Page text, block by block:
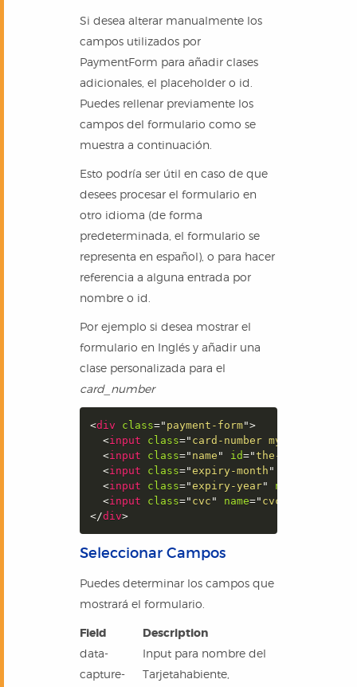
Si desea alterar manualmente los
campos utilizados por
PaymentForm para añadir clases
adicionales, el placeholder o id.
Puedes rellenar previamente los
campos del formulario como se
muestra a continuación.
Esto podría ser útil en caso de que
desees procesar el formulario en
otro idioma (de forma
predeterminada, el formulario se
representa en español), o para hacer
referencia a alguna entrada por
nombre o id.
Por ejemplo si desea mostrar el
formulario en Inglés y añadir una
clase personalizada para el
card_number
<div class=" payment-form">
<input class=" card-number my-custom-
<input class=" name " id="the-card-name-id
<input class="expiry-month "
<input class="expiry-year" name
<input class=" cvc " name=" cvc
</div>
Seleccionar Campos
Puedes determinar los campos que
mostrará el formulario.
Field Description
data-
capture-
Input para nombre del
Tarjetahabiente,